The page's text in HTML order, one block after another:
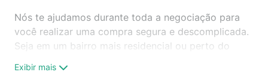
Nós te ajudamos durante toda a negociação para
você realizar uma compra segura e descomplicada.
Seja em um bairro mais residencial ou perto do
Exibir mais